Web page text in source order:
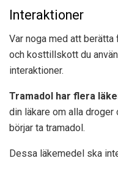
Interaktioner
Var noga med att
och kosttillskott du
interaktioner.
Tramadol har flera
din läkare om alla
börjar ta tramadol.
Dessa läkemedel ska